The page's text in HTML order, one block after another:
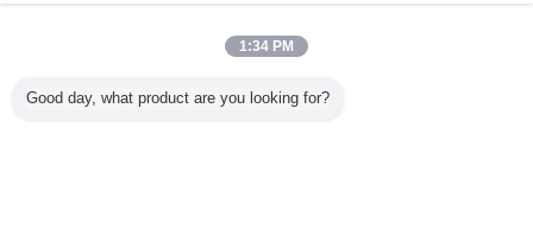
1:34 PM
Good day, what product are you looking for?